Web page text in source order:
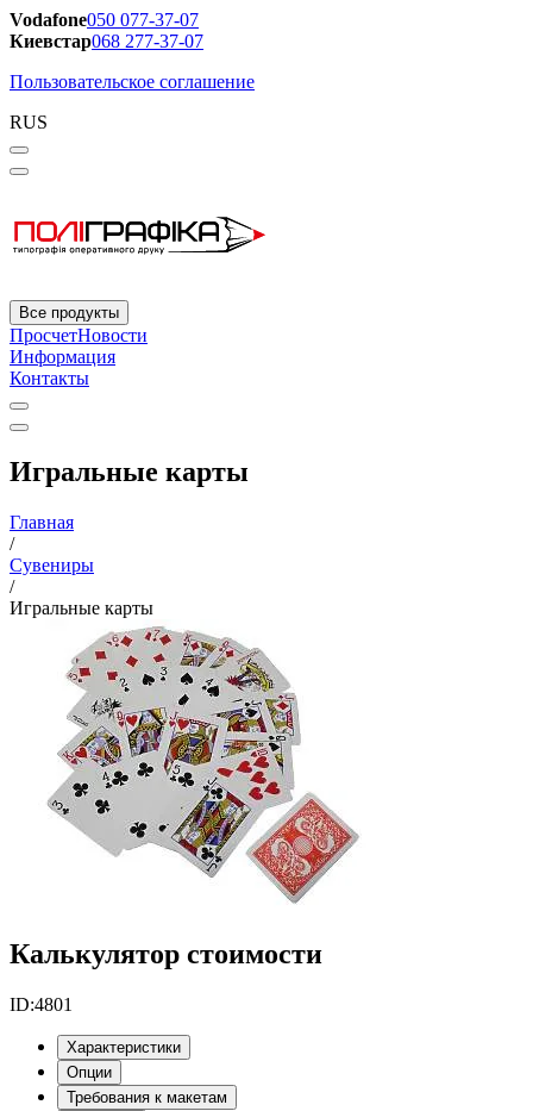
Vodafone050 077-37-07
Киевстар068 277-37-07
Пользовательское соглашение
RUS
Все продукты
ПросчетНовости
Информация
Контакты
Игральные карты
Главная
/
Сувениры
/
Игральные карты
Калькулятор стоимости
ID:4801
Характеристики
Опции
Требования к макетам